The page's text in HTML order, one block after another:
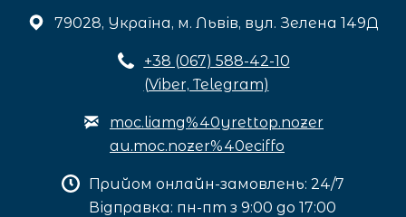
79028, Україна, м. Львів, вул. Зелена 149Д
+38 (067) 588-42-10
(Viber, Telegram)
moc.liamg%40yrettop.nozer
au.moc.nozer%40eciffo
Прийом онлайн-замовлень: 24/7
Відправка: пн-пт з 9:00 до 17:00